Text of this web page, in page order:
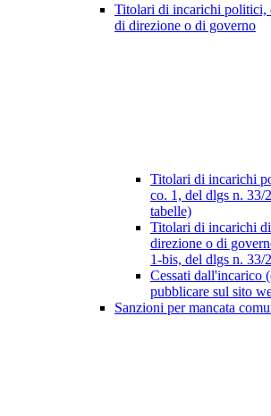
Titolari di incarichi politici,
di direzione o di governo
Titolari di incarichi
co. 1, del dlgs n. 33/
tabelle)
Titolari di incarichi
direzione o di
1-bis, del dlgs n. 33/
Cessati dall'incarico
pubblicare sul sito
Sanzioni per mancata